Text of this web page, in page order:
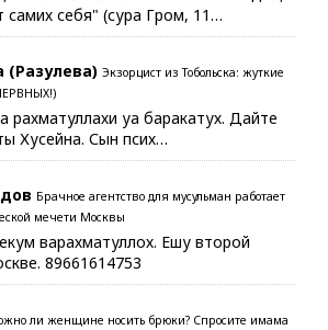
самих себя" (сура Гром, 11…
(Разулева) Экзорцист из Тобольска: жуткие
рахматуллахи уа баракатух. Дайте
Хусейна. Сын псих…
Брачное агентство для мусульман работает
мечети Москвы
варахматуллох. Ешу второй
89661614753
ли женщине носить брюки? Спросите имама